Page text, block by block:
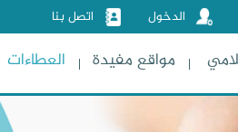
الدخول اتصل بنا
مواقع مفيدة العطاءات